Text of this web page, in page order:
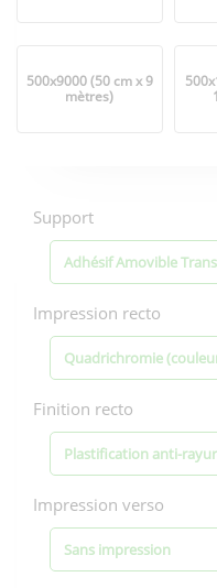
500x9000 (50 cm x 9
mètres)
d'impression
Support
Adhésif Amovible
Impression recto
Quadrichromie
Finition recto
Plastification anti-
Impression verso
Sans impression